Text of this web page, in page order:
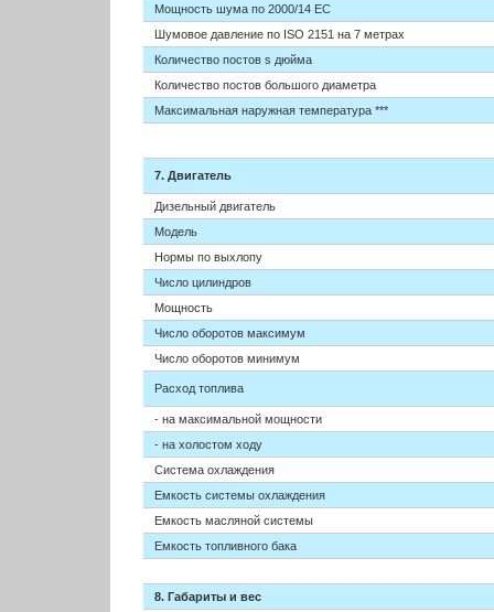
Мощность шума по 2000/14 ЕС
Шумовое давление по ISO 2151 на 7 метрах
Количество постов ѕ дюйма
Количество постов большого диаметра
Максимальная наружная температура ***
7. Двигатель
Дизельный двигатель
Модель
Нормы по выхлопу
Число цилиндров
Мощность
Число оборотов максимум
Число оборотов минимум
Расход топлива
- на максимальной мощности
- на холостом ходу
Система охлаждения
Емкость системы охлаждения
Емкость масляной системы
Емкость топливного бака
8. Габариты и вес